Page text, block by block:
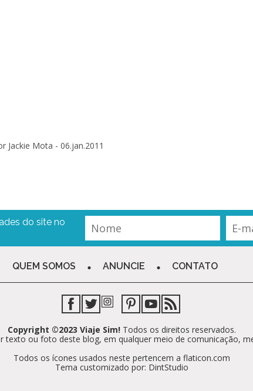
Jackie Mota - 06.jan.2011
do site no
QUEM SOMOS ANUNCIE CONTATO
Copyright ©2023 Viaje Sim!Todos os direitos reservados.
texto ou foto deste blog, em qualquer meio de comunicação,
Todos os ícones usados neste pertencem a flaticon.com
Tema customizado por: DintStudio